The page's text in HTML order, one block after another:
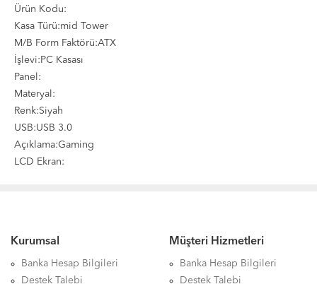
Ürün Kodu:
Kasa Türü:mid Tower
M/B Form Faktörü:ATX
İşlevi:PC Kasası
Panel:
Materyal:
Renk:Siyah
USB:USB 3.0
Açıklama:Gaming
LCD Ekran:
Kurumsal
Banka Hesap Bilgileri
Destek Talebi
Müşteri Hizmetleri
Banka Hesap Bilgileri
Destek Talebi